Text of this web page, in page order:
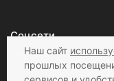
Соцсети
Наш сайт
прошлых